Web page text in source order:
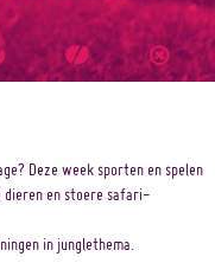
Deze week sporten en spelen
dieren en stoere safari-
in junglethema.